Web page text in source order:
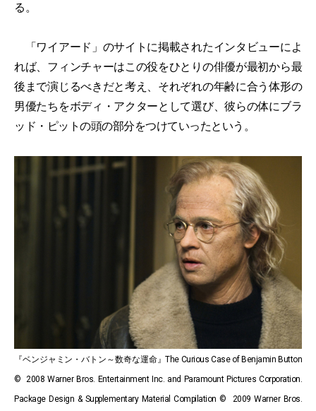
る。
「ワイアード」のサイトに掲載されたインタビューによ
れば、フィンチャーはこの役をひとりの俳優が最初から最
後まで演じるべきだと考え、それぞれの年齢に合う体形の
男優たちをボディ・アクターとして選び、彼らの体にブラ
ッド・ピットの頭の部分をつけていったという。
『ベンジャミン・バトン～数奇な運命』The Curious Case of Benjamin Button
© 2008 Warner Bros. Entertainment Inc. and Paramount Pictures Corporation.
Package Design & Supplementary Material Compilation © 2009 Warner Bros.